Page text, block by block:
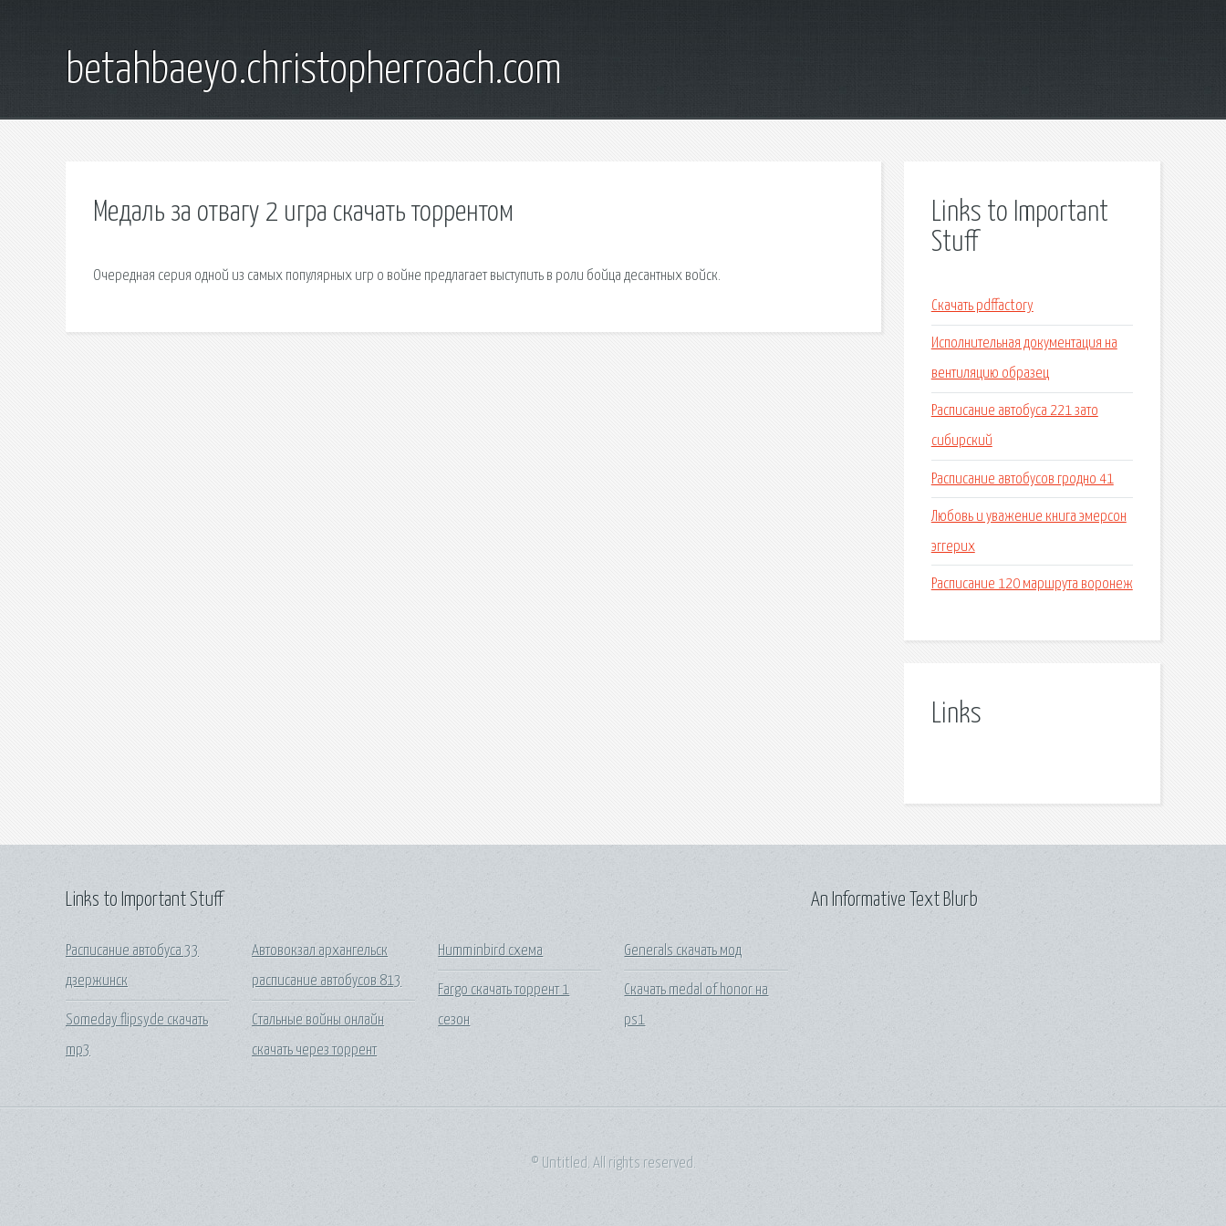
betahbaeyo.christopherroach.com
Медаль за отвагу 2 игра скачать торрентом
Очередная серия одной из самых популярных игр о войне предлагает выступить в роли бойца десантных войск.
Links to Important
Stuff
Скачать pdffactory
Исполнительная документация на
вентиляцию образец
Расписание автобуса 221 зато
сибирский
Расписание автобусов гродно 41
Любовь и уважение книга эмерсон
эггерих
Расписание 120 маршрута воронеж
Links
Links to Important Stuff
Расписание автобуса 33
дзержинск
Someday flipsyde скачать
mp3
Автовокзал архангельск
расписание автобусов 813
Стальные войны онлайн
скачать через торрент
Humminbird схема
Fargo скачать торрент 1
сезон
Generals скачать мод
Скачать medal of honor на
ps1
An Informative Text Blurb
© Untitled. All rights reserved.